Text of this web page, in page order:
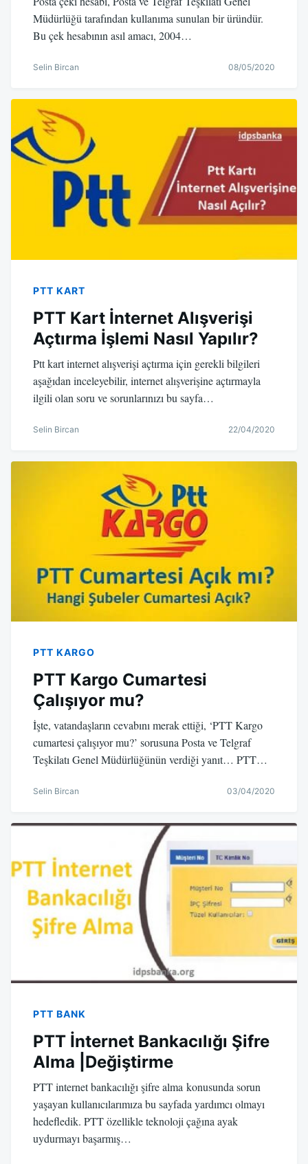
Müdürlüğü tarafından kullanıma sunulan bir üründür.
Bu çek hesabının asıl amacı, 2004…
Selin Bircan 08/05/2020
PTT KART
PTT Kart İnternet Alışverişi
Açtırma İşlemi Nasıl Yapılır?
Ptt kart internet alışverişi açtırma için gerekli bilgileri
aşağıdan inceleyebilir, internet alışverişine açtırmayla
ilgili olan soru ve sorunlarınızı bu sayfa…
Selin Bircan 22/04/2020
PTT KARGO
PTT Kargo Cumartesi
Çalışıyor mu?
İşte, vatandaşların cevabını merak ettiği, ‘PTT Kargo
cumartesi çalışıyor mu?’ sorusuna Posta ve Telgraf
Teşkilatı Genel Müdürlüğünün verdiği yanıt… PTT…
Selin Bircan 03/04/2020
PTT BANK
PTT İnternet Bankacılığı Şifre
Alma |Değiştirme
PTT internet bankacılığı şifre alma konusunda sorun
yaşayan kullanıcılarımıza bu sayfada yardımcı olmayı
hedefledik. PTT özellikle teknoloji çağına ayak
uydurmayı başarmış…